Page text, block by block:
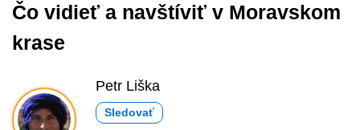
Čo vidieť a navštíviť v Moravskom
krase
Petr Liška
Sledovať